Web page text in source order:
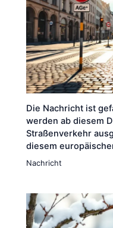
Die Nachricht ist
werden ab diesem
Straßenverkehr
diesem
Nachricht